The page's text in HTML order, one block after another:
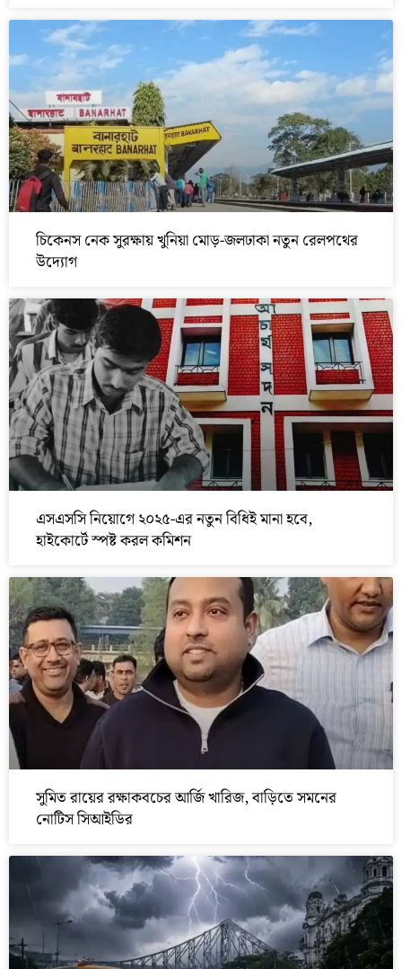
চিকেনস নেক সুরক্ষায় খুনিয়া মোড়-জলঢাকা নতুন রেলপথের
উদ্যোগ
এসএসসি নিয়োগে ২০২৫-এর নতুন বিধিই মানা হবে,
হাইকোর্টে স্পষ্ট করল কমিশন
সুমিত রায়ের রক্ষাকবচের আর্জি খারিজ, বাড়িতে সমনের
নোটিস সিআইডির